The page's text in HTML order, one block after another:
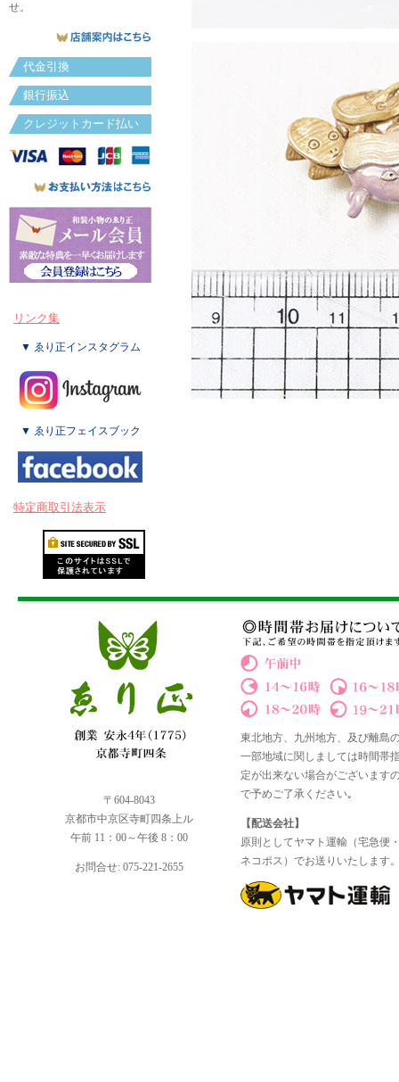
せ。
代金引換
銀行振込
クレジットカード払い
リンク集
▼ ゑり正インスタグラム
▼ ゑり正フェイスブック
特定商取引法表示
〒604-8043
京都市中京区寺町四条上ル
午前 11：00～午後 8：00
お問合せ: 075-221-2655
東北地方、九州地方、及び離島
一部地域に関しましては時間帯
定が出来ない場合がございます
で予めご了承ください｡
【配送会社】
原則としてヤマト運輸（宅急便
ネコポス）でお送りいたします